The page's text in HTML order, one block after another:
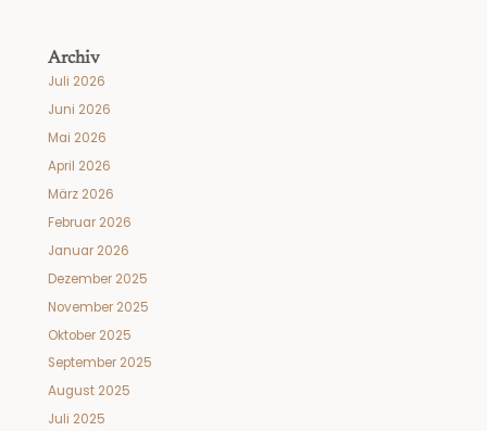
Archiv
Juli 2026
Juni 2026
Mai 2026
April 2026
März 2026
Februar 2026
Januar 2026
Dezember 2025
November 2025
Oktober 2025
September 2025
August 2025
Juli 2025